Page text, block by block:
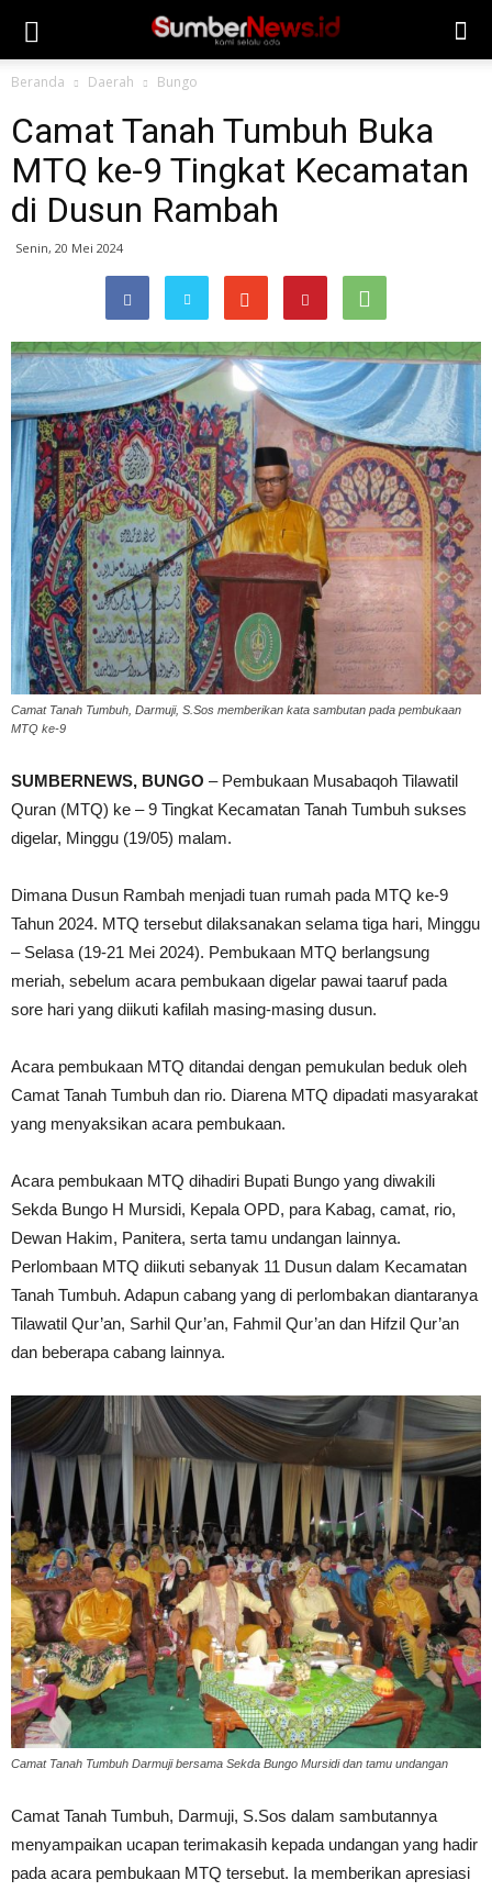
Beranda Daerah Bungo
Camat Tanah Tumbuh Buka
MTQ ke-9 Tingkat Kecamatan
di Dusun Rambah
Senin, 20 Mei 2024
Camat Tanah Tumbuh, Darmuji, S.Sos memberikan kata sambutan pada pembukaan
MTQ ke-9
SUMBERNEWS, BUNGO – Pembukaan Musabaqoh Tilawatil
Quran (MTQ) ke – 9 Tingkat Kecamatan Tanah Tumbuh sukses
digelar, Minggu (19/05) malam.
Dimana Dusun Rambah menjadi tuan rumah pada MTQ ke-9
Tahun 2024. MTQ tersebut dilaksanakan selama tiga hari, Minggu
– Selasa (19-21 Mei 2024). Pembukaan MTQ berlangsung
meriah, sebelum acara pembukaan digelar pawai taaruf pada
sore hari yang diikuti kafilah masing-masing dusun.
Acara pembukaan MTQ ditandai dengan pemukulan beduk oleh
Camat Tanah Tumbuh dan rio. Diarena MTQ dipadati masyarakat
yang menyaksikan acara pembukaan.
Acara pembukaan MTQ dihadiri Bupati Bungo yang diwakili
Sekda Bungo H Mursidi, Kepala OPD, para Kabag, camat, rio,
Dewan Hakim, Panitera, serta tamu undangan lainnya.
Perlombaan MTQ diikuti sebanyak 11 Dusun dalam Kecamatan
Tanah Tumbuh. Adapun cabang yang di perlombakan diantaranya
Tilawatil Qur’an, Sarhil Qur’an, Fahmil Qur’an dan Hifzil Qur’an
dan beberapa cabang lainnya.
Camat Tanah Tumbuh Darmuji bersama Sekda Bungo Mursidi dan tamu undangan
Camat Tanah Tumbuh, Darmuji, S.Sos dalam sambutannya
menyampaikan ucapan terimakasih kepada undangan yang hadir
pada acara pembukaan MTQ tersebut. Ia memberikan apresiasi